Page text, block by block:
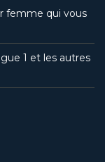
femme qui vous
1 et les autres